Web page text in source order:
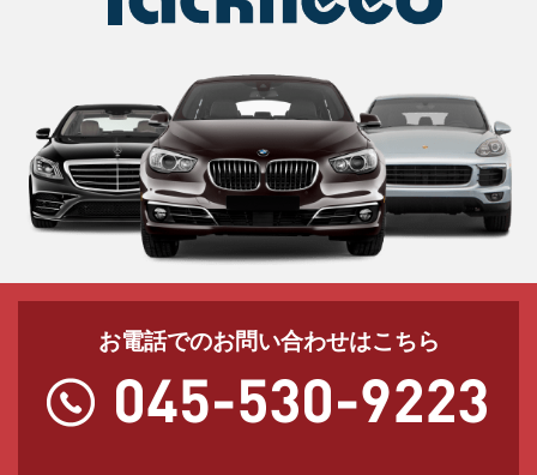
お電話でのお問い合わせはこちら